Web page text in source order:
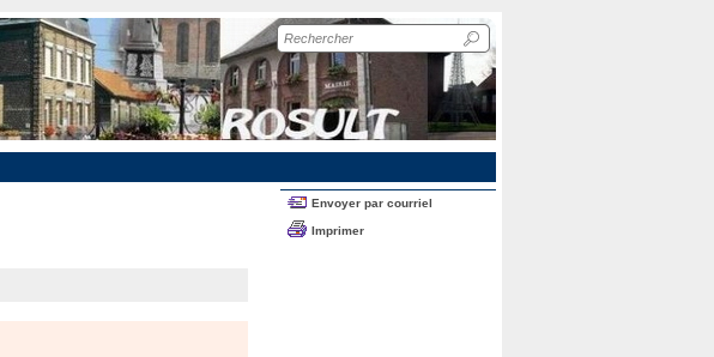
Recherche
sur
le
site
Envoyer par courriel
Imprimer